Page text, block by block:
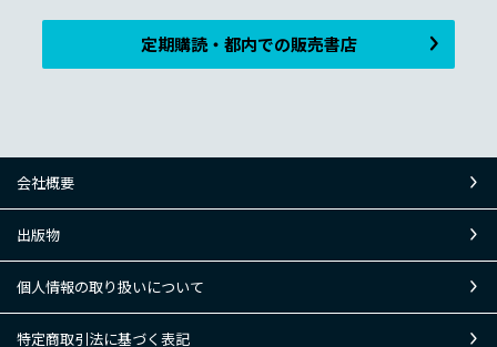
定期購読・都内での販売書店
会社概要
出版物
個人情報の取り扱いについて
特定商取引法に基づく表記